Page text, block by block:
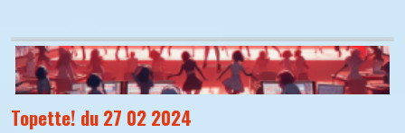
Topette! du 27 02 2024